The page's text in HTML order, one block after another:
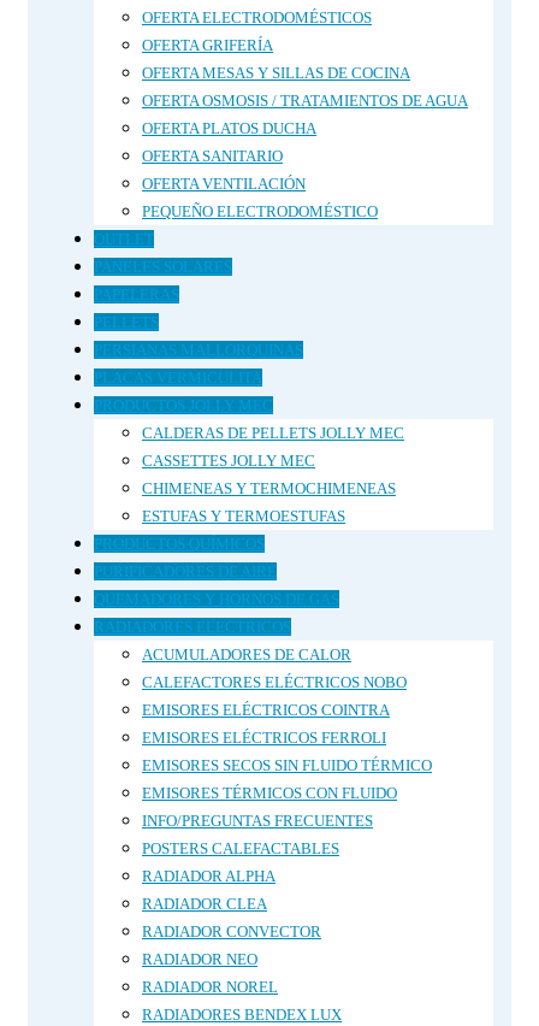
OFERTA ELECTRODOMÉSTICOS
OFERTA GRIFERÍA
OFERTA MESAS Y SILLAS DE COCINA
OFERTA OSMOSIS / TRATAMIENTOS DE AGUA
OFERTA PLATOS DUCHA
OFERTA SANITARIO
OFERTA VENTILACIÓN
PEQUEÑO ELECTRODOMÉSTICO
OUTLET
PANELES SOLARES
PAPELERAS
PELLETS
PERSIANAS MALLORQUINAS
PLACAS VERMICULITA
PRODUCTOS JOLLY MEC
CALDERAS DE PELLETS JOLLY MEC
CASSETTES JOLLY MEC
CHIMENEAS Y TERMOCHIMENEAS
ESTUFAS Y TERMOESTUFAS
PRODUCTOS QUÍMICOS
PURIFICADORES DE AIRE
QUEMADORES Y HORNOS DE GAS
RADIADORES ELECTRICOS
ACUMULADORES DE CALOR
CALEFACTORES ELÉCTRICOS NOBO
EMISORES ELÉCTRICOS COINTRA
EMISORES ELÉCTRICOS FERROLI
EMISORES SECOS SIN FLUIDO TÉRMICO
EMISORES TÉRMICOS CON FLUIDO
INFO/PREGUNTAS FRECUENTES
POSTERS CALEFACTABLES
RADIADOR ALPHA
RADIADOR CLEA
RADIADOR CONVECTOR
RADIADOR NEO
RADIADOR NOREL
RADIADORES BENDEX LUX